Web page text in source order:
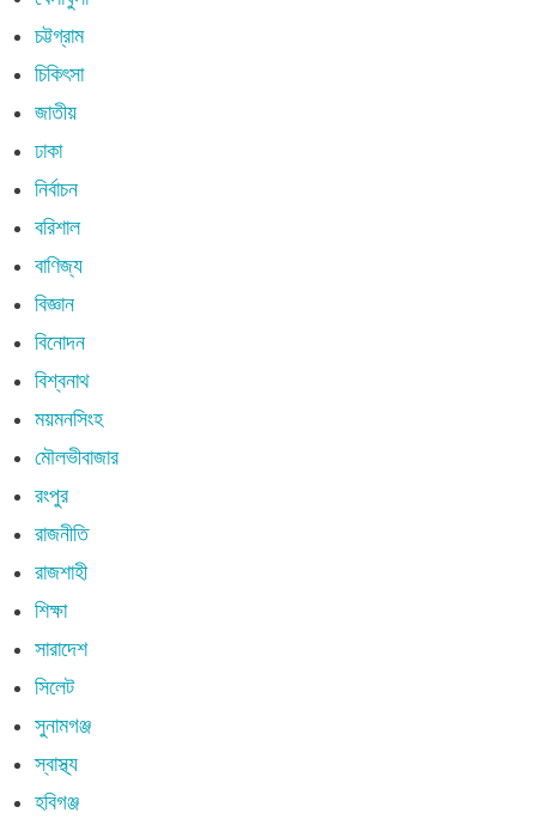
চট্টগ্রাম
চিকিৎসা
জাতীয়
ঢাকা
নির্বাচন
বরিশাল
বাণিজ্য
বিজ্ঞান
বিনোদন
বিশ্বনাথ
ময়মনসিংহ
মৌলভীবাজার
রংপুর
রাজনীতি
রাজশাহী
শিক্ষা
সারাদেশ
সিলেট
সুনামগঞ্জ
স্বাস্থ্য
হবিগঞ্জ